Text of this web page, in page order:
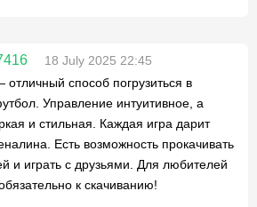
18 July 2025 22:45
отличный способ погрузиться в
Управление интуитивное, а
и стильная. Каждая игра дарит
Есть возможность прокачивать
и играть с друзьями. Для любителей
к скачиванию!